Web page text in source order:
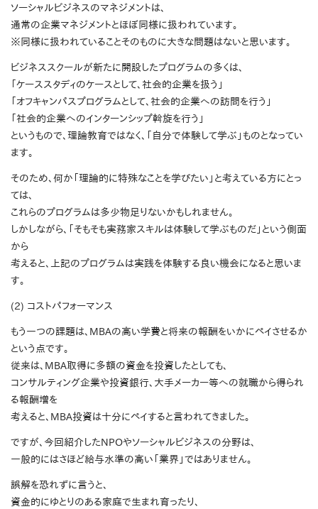
ソーシャルビジネスのマネジメントは、
通常の企業マネジメントとほぼ同様に扱われています。
※同様に扱われていることそのものに大きな問題はないと思います。
ビジネススクールが新たに開設したプログラムの多くは、
「ケーススタディのケースとして、社会的企業を扱う」
「オフキャンパスプログラムとして、社会的企業への訪問を行う」
「社会的企業へのインターンシップ斡旋を行う」
というもので、理論教育ではなく、「自分で体験して学ぶ」ものとなってい
ます。
そのため、何か「理論的に特殊なことを学びたい」と考えている方にとっ
ては、
これらのプログラムは多少物足りないかもしれません。
しかしながら、「そもそも実務家スキルは体験して学ぶものだ」という側面
から
考えると、上記のプログラムは実践を体験する良い機会になると思いま
す。
(2) コストパフォーマンス
もう一つの課題は、MBAの高い学費と将来の報酬をいかにペイさせるか
という点です。
従来は、MBA取得に多額の資金を投資したとしても、
コンサルティング企業や投資銀行、大手メーカー等への就職から得られ
る報酬増を
考えると、MBA投資は十分にペイすると言われてきました。
ですが、今回紹介したNPOやソーシャルビジネスの分野は、
一般的にはさほど給与水準の高い「業界」ではありません。
誤解を恐れずに言うと、
資金的にゆとりのある家庭で生まれ育ったり、